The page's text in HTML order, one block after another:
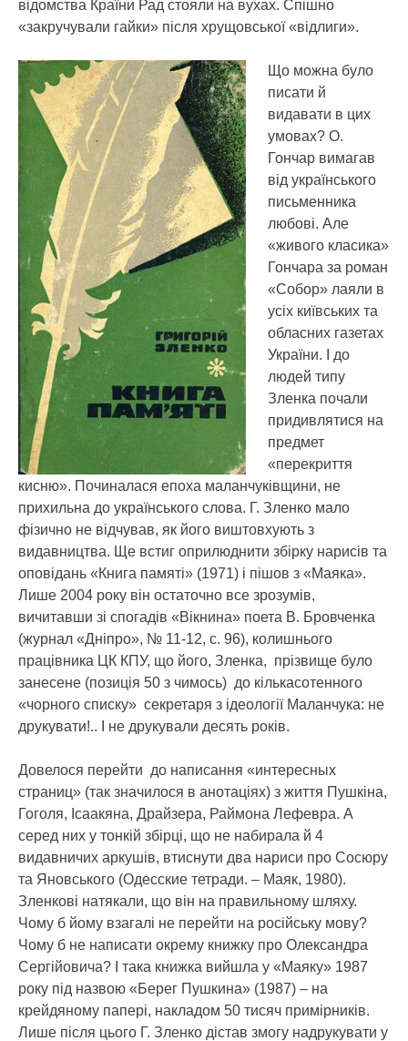
відомства Країни Рад стояли на вухах. Спішно
«закручували гайки» після хрущовської «відлиги».
Що можна було
писати й
видавати в цих
умовах? О.
Гончар вимагав
від українського
письменника
любові. Але
«живого класика»
Гончара за роман
«Собор» лаяли в
усіх київських та
обласних газетах
України. І до
людей типу
Зленка почали
придивлятися на
предмет
«перекриття
кисню». Починалася епоха маланчуківщини, не
прихильна до українського слова. Г. Зленко мало
фізично не відчував, як його виштовхують з
видавництва. Ще встиг оприлюднити збірку нарисів та
оповідань «Книга памяті» (1971) і пішов з «Маяка».
Лише 2004 року він остаточно все зрозумів,
вичитавши зі спогадів «Вікнина» поета В. Бровченка
(журнал «Дніпро», № 11-12, с. 96), колишнього
працівника ЦК КПУ, що його, Зленка, прізвище було
занесене (позиція 50 з чимось) до кількасотенного
«чорного списку» секретаря з ідеології Маланчука: не
друкувати!.. І не друкували десять років.
Довелося перейти до написання «интересных
страниц» (так значилося в анотаціях) з життя Пушкіна,
Гоголя, Ісаакяна, Драйзера, Раймона Лефевра. А
серед них у тонкій збірці, що не набирала й 4
видавничих аркушів, втиснути два нариси про Сосюру
та Яновського (Одесские тетради. – Маяк, 1980).
Зленкові натякали, що він на правильному шляху.
Чому б йому взагалі не перейти на російську мову?
Чому б не написати окрему книжку про Олександра
Сергійовича? І така книжка вийшла у «Маяку» 1987
року під назвою «Берег Пушкина» (1987) – на
крейдяному папері, накладом 50 тисяч примірників.
Лише після цього Г. Зленко дістав змогу надрукувати у